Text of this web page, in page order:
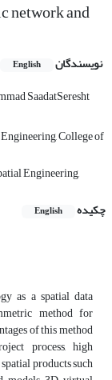
network and
نویسندگان English
SaadatSeresht
College of
Engineering,
چکیده
English
as a spatial data
method for
of this method
process, high
products such